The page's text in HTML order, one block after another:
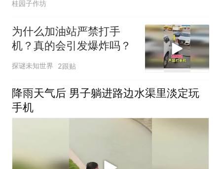
桂园子作坊
为什么加油站严禁打手
机？真的会引发爆炸吗？
探谜未知世界 2跟贴
降雨天气后 男子躺进路边水渠里淡定玩
手机